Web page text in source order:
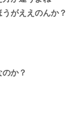
がええのんか？
か？